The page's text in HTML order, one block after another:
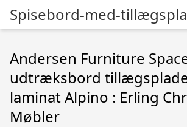
Spisebord-med-
Andersen Furniture
udtræksbord
laminat Alpino : Erling
Møbler